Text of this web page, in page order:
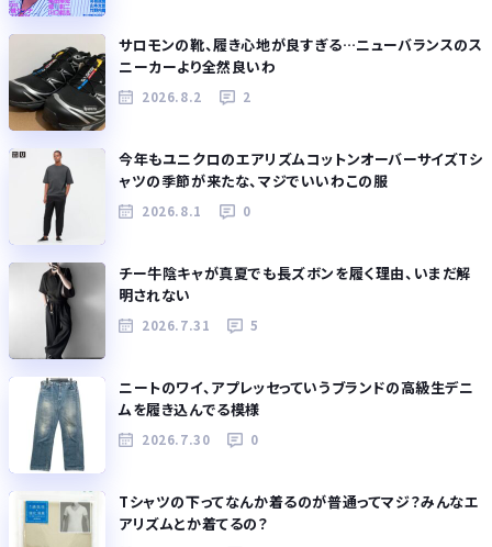
サロモンの靴、履き心地が良すぎる…ニューバランスのス
ニーカーより全然良いわ
2026.8.2 2
今年もユニクロのエアリズムコットンオーバーサイズTシ
ャツの季節が来たな、マジでいいわこの服
2026.8.1 0
チー牛陰キャが真夏でも長ズボンを履く理由、いまだ解
明されない
2026.7.31 5
ニートのワイ、アプレッセっていうブランドの高級生デニ
ムを履き込んでる模様
2026.7.30 0
Tシャツの下ってなんか着るのが普通ってマジ？みんなエ
アリズムとか着てるの？